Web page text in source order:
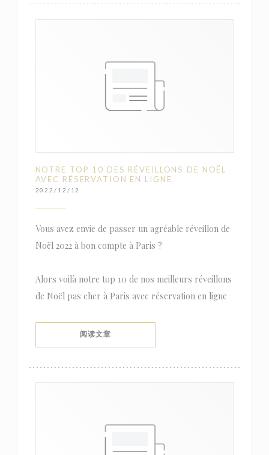
NOTRE TOP 10 DES RÉVEILLONS DE NOËL
AVEC RÉSERVATION EN LIGNE
2022/12/12
Vous avez envie de passer un agréable réveillon de
Noël 2022 à bon compte à Paris ?
Alors voilà notre top 10 de nos meilleurs réveillons
de Noël pas cher à Paris avec réservation en ligne
阅读文章((在新窗口中打开))